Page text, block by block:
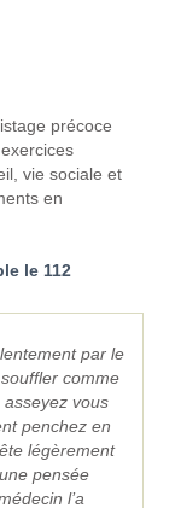
précoce
vie sociale et
en
le 112
par le
comme
vous
penchez en
légèrement
pensée
l’a